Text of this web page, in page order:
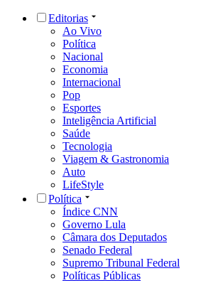
Editorias
Ao Vivo
Política
Nacional
Economia
Internacional
Pop
Esportes
Inteligência Artificial
Saúde
Tecnologia
Viagem & Gastronomia
Auto
LifeStyle
Política
Índice CNN
Governo Lula
Câmara dos Deputados
Senado Federal
Supremo Tribunal Federal
Políticas Públicas